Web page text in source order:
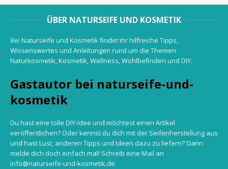
ÜBER NATURSEIFE UND KOSMETIK
Bei Naturseife und Kosmetik findet ihr hilfreiche Tipps,
Wissenswertes und Anleitungen rund um die Themen
Naturkosmetik, Kosmetik, Wellness, Wohlbefinden und DIY.
Gastautor bei naturseife-und-
kosmetik
Du hast eine tolle DIY-Idee und möchtest einen Artikel
veröffentlichen? Oder kennst du dich mit der Seifenherstellung aus
und hast Lust, anderen Tipps und Ideen dazu zu liefern? Dann
melde dich doch einfach mal! Schreib eine Mail an
info@naturseife-und-kosmetik.de